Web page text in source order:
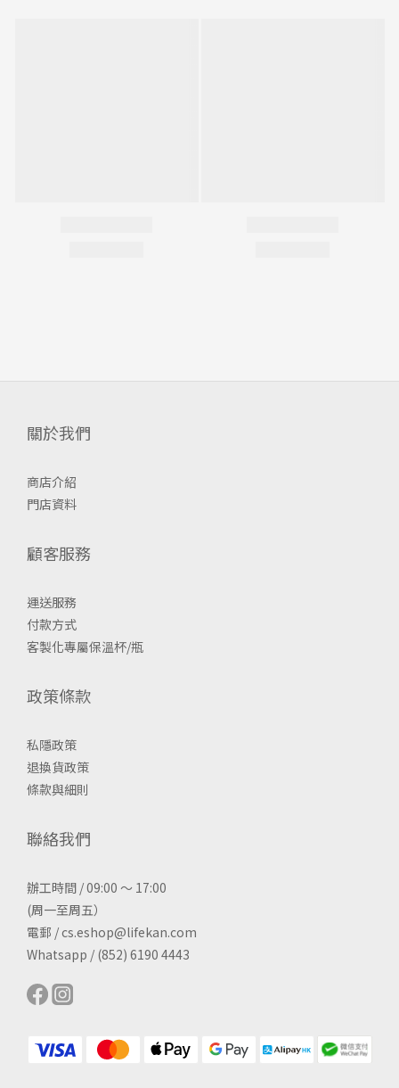
關於我們
商店介紹
門店資料
顧客服務
運送服務
付款方式
客製化專屬保溫杯/瓶
政策條款
私隱政策
退換貨政策
條款與細則
聯絡我們
辦工時間 / 09:00 ～ 17:00
(周一至周五）
電郵 / cs.eshop@lifekan.com
Whatsapp / (852) 6190 4443